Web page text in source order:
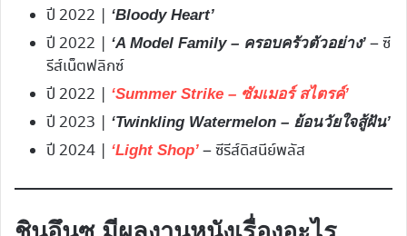
ปี 2022 | ‘Bloody Heart’
ปี 2022 | ‘A Model Family – ครอบครัวตัวอย่าง’ – ซี
รีส์เน็ตฟลิกซ์
ปี 2022 | ‘Summer Strike – ซัมเมอร์ สไตรค์’
ปี 2023 | ‘Twinkling Watermelon – ย้อนวัยใจสู้ฝัน’
ปี 2024 | ‘Light Shop’ – ซีรีส์ดิสนีย์พลัส